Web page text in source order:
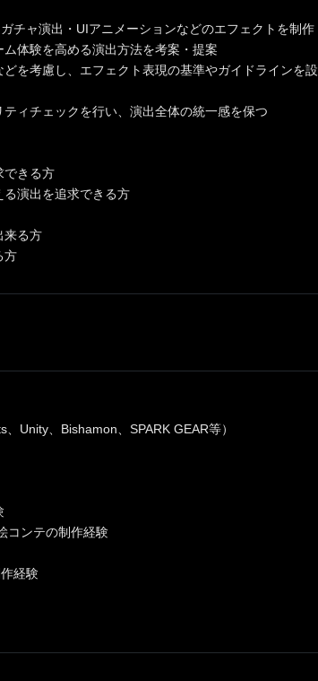
チャ演出・UIアニメーションなどのエフェクトを制作
体験を高める演出方法を考案・提案
を考慮し、エフェクト表現の基準やガイドラインを設
ィチェックを行い、演出全体の統一感を保つ
できる方
る演出を追求できる方
来る方
方
Unity、Bishamon、SPARK GEAR等）
コンテの制作経験
経験